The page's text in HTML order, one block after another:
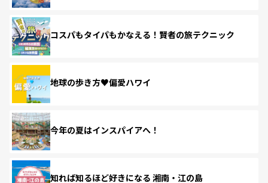
コスパもタイパもかなえる！賢者の旅テクニック
地球の歩き方♥偏愛ハワイ
今年の夏はインスパイアへ！
知れば知るほど好きになる 湘南・江の島